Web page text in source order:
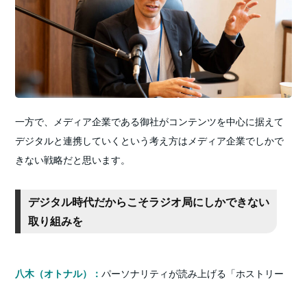
一方で、メディア企業である御社がコンテンツを中心に据えて
デジタルと連携していくという考え方はメディア企業でしかで
きない戦略だと思います。
デジタル時代だからこそラジオ局にしかできない
取り組みを
八木（オトナル）：パーソナリティが読み上げる「ホストリー